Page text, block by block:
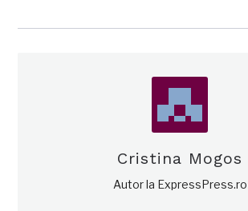
Cristina Mogos
Autor la ExpressPress.ro